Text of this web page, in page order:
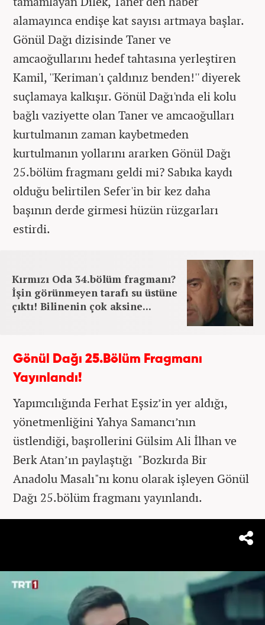
alamayınca endişe kat sayısı artmaya başlar.
Gönül Dağı dizisinde Taner ve
amcaoğullarını hedef tahtasına yerleştiren
Kamil,''Keriman'ı çaldınız benden!'' diyerek
suçlamaya kalkışır. Gönül Dağı'nda eli kolu
bağlı vaziyette olan Taner ve amcaoğulları
kurtulmanın zaman kaybetmeden
kurtulmanın yollarını ararken Gönül Dağı
25.bölüm fragmanı geldi mi? Sabıka kaydı
olduğu belirtilen Sefer'in bir kez daha
başının derde girmesi hüzün rüzgarları
estirdi.
Kırmızı Oda 34.bölüm fragmanı?
İşin görünmeyen tarafı su üstüne
çıktı! Bilinenin çok aksine...
Gönül Dağı 25.Bölüm Fragmanı
Yayınlandı!
Yapımcılığında Ferhat Eşsiz’in yer aldığı,
yönetmenliğini Yahya Samancı’nın
üstlendiği, başrollerini Gülsim Ali İlhan ve
Berk Atan’ın paylaştığı "Bozkırda Bir
Anadolu Masalı"nı konu olarak işleyen Gönül
Dağı 25.bölüm fragmanı yayınlandı.